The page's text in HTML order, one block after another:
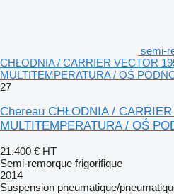
semi-
CHŁODNIA / CARRIER VECTOR
MULTITEMPERATURA / OŚ
27
Chereau CHŁODNIA /
MULTITEMPERATURA / OŚ
21.400 € HT
Semi-remorque frigorifique
2014
Suspension pneumatique/